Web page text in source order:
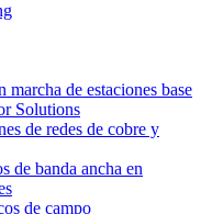
marcha de estaciones base
Solutions
de redes de cobre y
de banda ancha en
de campo